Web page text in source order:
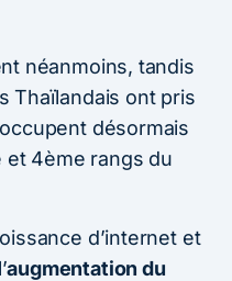
néanmoins, tandis
Thaïlandais ont pris
désormais
4ème rangs du
d’internet et
augmentation du